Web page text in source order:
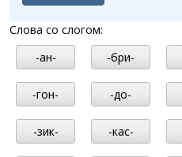
Слова со слогом:
-ан-
-бри-
-гон- -до-
-зик- -кас-